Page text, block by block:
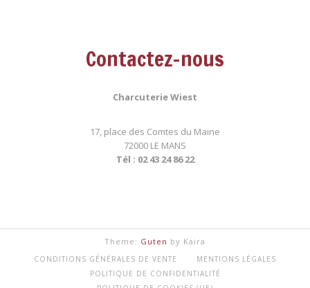
Contactez-nous
Charcuterie Wiest
17, place des Comtes du Maine
72000 LE MANS
Tél : 02 43 24 86 22
Theme: Guten by Kaira
CONDITIONS GÉNÉRALES DE VENTE
MENTIONS LÉGALES
POLITIQUE DE CONFIDENTIALITÉ